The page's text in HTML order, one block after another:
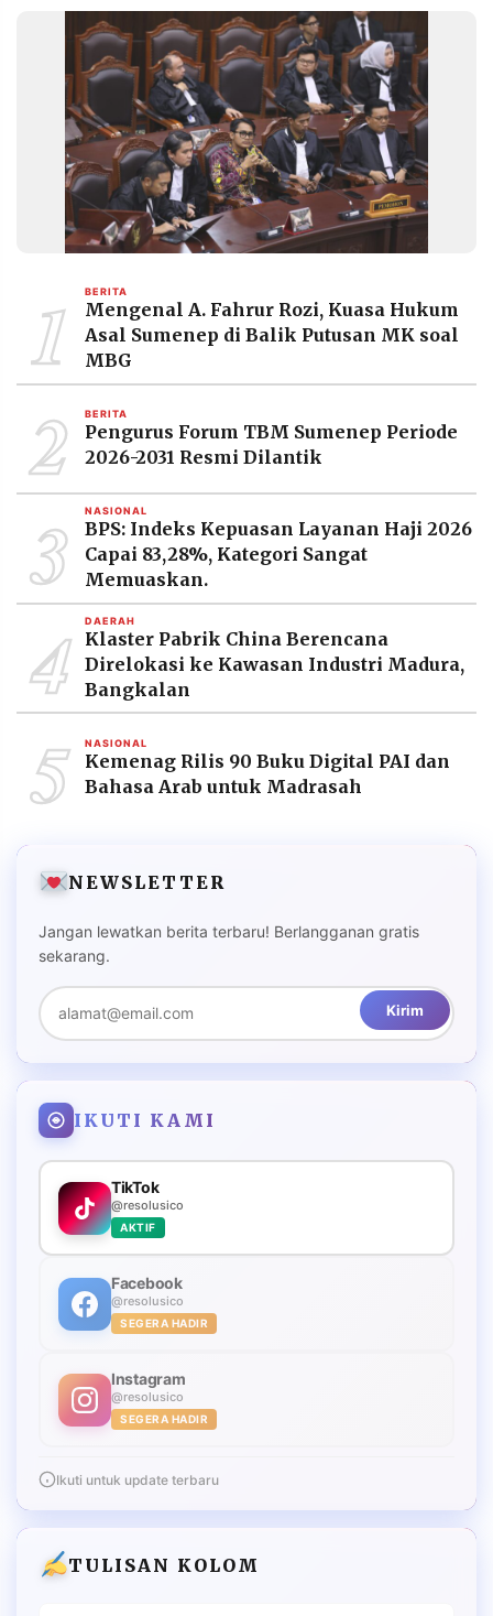
RESOLUSI
MEDIA
©
Resolusi.co
-
PT.
RESOLUSI
MEDIA
PRAMUDITA
1 BERITA
Mengenal A. Fahrur Rozi, Kuasa Hukum
Asal Sumenep di Balik Putusan MK soal
MBG
2 BERITA
Pengurus Forum TBM Sumenep Periode
2026-2031 Resmi Dilantik
3 NASIONAL
BPS: Indeks Kepuasan Layanan Haji 2026
Capai 83,28%, Kategori Sangat
Memuaskan.
4 DAERAH
Klaster Pabrik China Berencana
Direlokasi ke Kawasan Industri Madura,
Bangkalan
5 NASIONAL
Kemenag Rilis 90 Buku Digital PAI dan
Bahasa Arab untuk Madrasah
NEWSLETTER
Jangan lewatkan berita terbaru! Berlangganan gratis
sekarang.
Kirim
IKUTI KAMI
TikTok
@resolusico
AKTIF
Facebook
@resolusico
SEGERA HADIR
Instagram
@resolusico
SEGERA HADIR
Ikuti untuk update terbaru
TULISAN KOLOM